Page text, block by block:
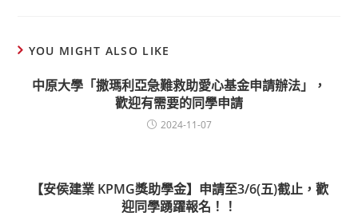
YOU MIGHT ALSO LIKE
中原大學「撒瑪利亞急難救助愛心基金申請辦法」，
歡迎有需要的同學申請
2024-11-07
【安侯建業 KPMG獎助學金】申請至3/6(五)截止，歡
迎同學踴躍報名！！